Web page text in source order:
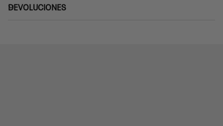
DEVOLUCIONES